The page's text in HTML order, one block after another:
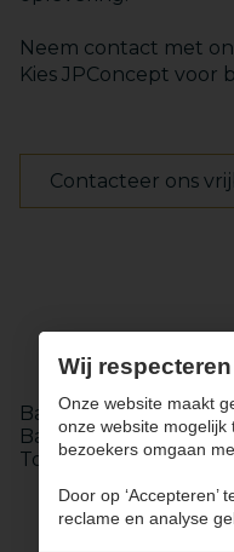
Neem contact met
Kies JPConcept
Contacteer ons
Badkamer renovatie
Badkamer renovatie
Totaalrenovatie in
Wij
Onze website maakt
onze website
bezoekers omgaan
Door op
reclame en analyse